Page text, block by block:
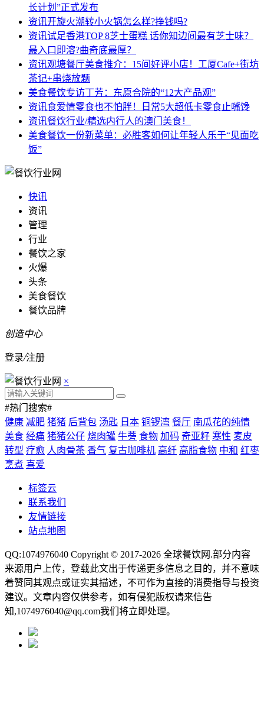
长计划”正式发布
资讯开旋火潮转小火锅怎么样?挣钱吗?
资讯试足香港TOP 8芝士蛋糕 话你知边间最有芝士味？
最入口即溶?曲奇底最厚？
资讯观塘餐厅美食推介：15间好评小店！工厦Cafe+街坊
茶记+串烧放题
美食餐饮专访丁芳：东原合院的“12大产品观”
资讯食爱情零食也不怕胖！日常5大超低卡零食止嘴馋
资讯餐饮行业/精选内行人的澳门美食！
美食餐饮一份新菜单：必胜客如何让年轻人乐于“见面吃
饭”
快讯
资讯
管理
行业
餐饮之家
火爆
头条
美食餐饮
餐饮品牌
创造中心
登录/注册
×
#热门搜索#
健康 减肥 猪猪 后背包 汤匙 日本 铜锣湾 餐厅 南瓜花的纯情
美食 经痛 猪猪公仔 烧肉罐 牛蒡 食物 加码 奇亚籽 寒性 麦皮
转型 疗愈 人肉骨茶 香气 复古咖啡机 高纤 高脂食物 中和 红枣
烹煮 喜爱
标签云
联系我们
友情链接
站点地图
QQ:1074976040 Copyright © 2017-2026 全球餐饮网 .部分内容
来源用户上传，登载此文出于传递更多信息之目的，并不意味
着赞同其观点或证实其描述，不可作为直接的消费指导与投资
建议。文章内容仅供参考，如有侵犯版权请来信告
知,1074976040@qq.com我们将立即处理。